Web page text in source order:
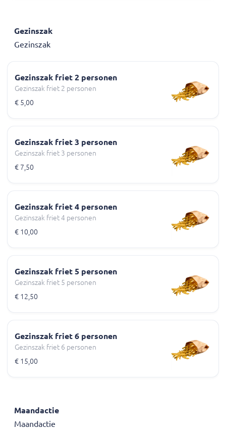
Gezinszak
Gezinszak
Gezinszak friet 2 personen
Gezinszak friet 2 personen
€ 5,00
Gezinszak friet 3 personen
Gezinszak friet 3 personen
€ 7,50
Gezinszak friet 4 personen
Gezinszak friet 4 personen
€ 10,00
Gezinszak friet 5 personen
Gezinszak friet 5 personen
€ 12,50
Gezinszak friet 6 personen
Gezinszak friet 6 personen
€ 15,00
Maandactie
Maandactie